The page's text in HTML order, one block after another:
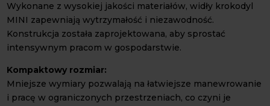
Wykonane z wysokiej jakości materiałów, widły krokodyl
MINI zapewniają wytrzymałość i niezawodność.
Konstrukcja została zaprojektowana, aby sprostać
intensywnym pracom w gospodarstwie.
Kompaktowy rozmiar:
Mniejsze wymiary pozwalają na łatwiejsze manewrowanie
i pracę w ograniczonych przestrzeniach, co czyni je